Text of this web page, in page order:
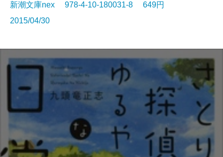
新潮文庫nex 978-4-10-180031-8 649円
2015/04/30